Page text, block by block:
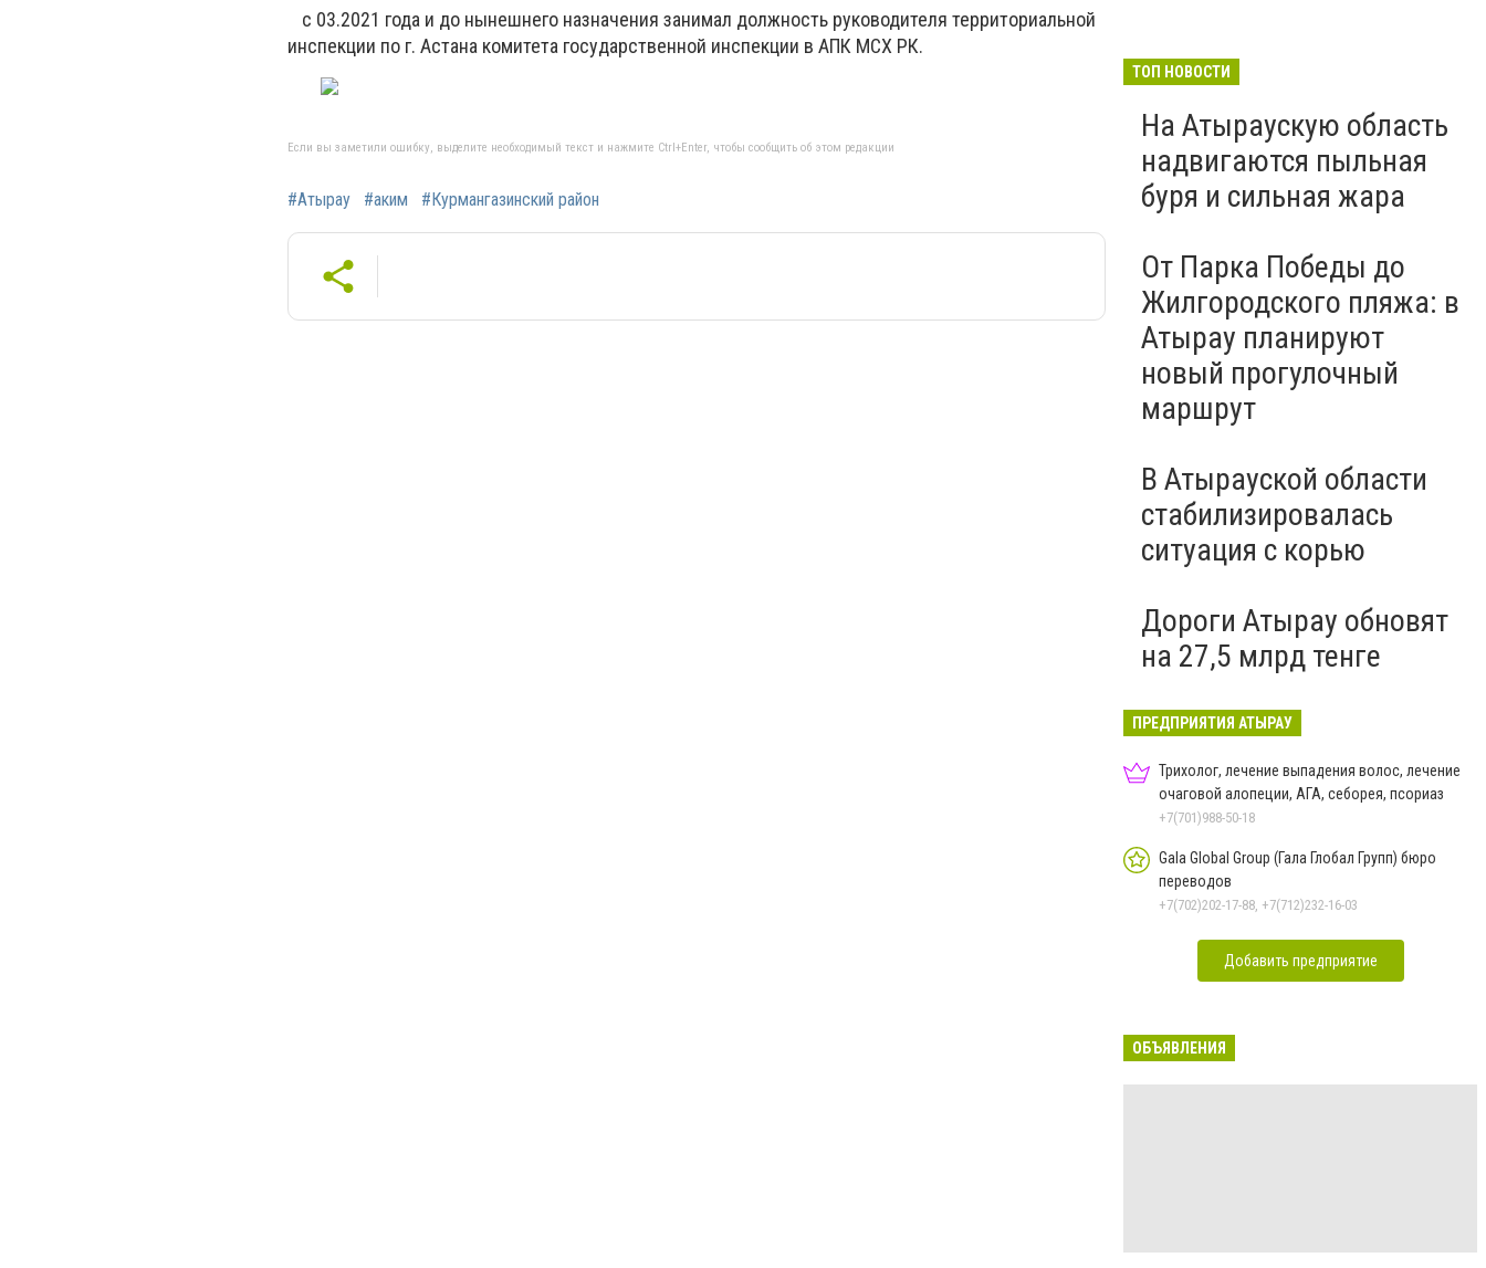
⠀с 03.2021 года и до нынешнего назначения занимал должность руководителя территориальной
инспекции по г. Астана комитета государственной инспекции в АПК МСХ РК.
Если вы заметили ошибку, выделите необходимый текст и нажмите Ctrl+Enter, чтобы сообщить об этом редакции
#Атырау #аким #Курмангазинский район
ТОП НОВОСТИ
На Атыраускую область
надвигаются пыльная
буря и сильная жара
От Парка Победы до
Жилгородского пляжа: в
Атырау планируют
новый прогулочный
маршрут
В Атырауской области
стабилизировалась
ситуация с корью
Дороги Атырау обновят
на 27,5 млрд тенге
ПРЕДПРИЯТИЯ АТЫРАУ
Трихолог, лечение выпадения волос, лечение
очаговой алопеции, АГА, себорея, псориаз
+7(701)988-50-18
Gala Global Group (Гала Глобал Групп) бюро
переводов
+7(702)202-17-88, +7(712)232-16-03
Добавить предприятие
ОБЪЯВЛЕНИЯ